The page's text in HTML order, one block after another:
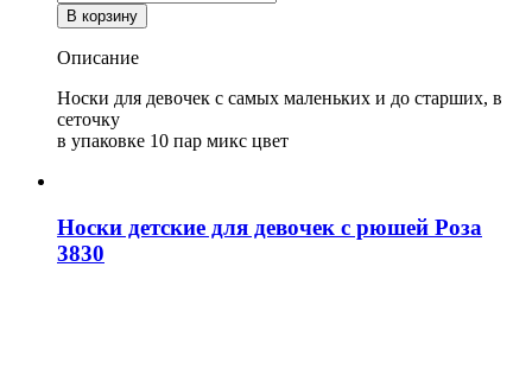
товара
Носки
для
в
сеточку
Юстатекс
В корзину
Описание
Носки для девочек с самых маленьких и до старших, в
сеточку
в упаковке 10 пар микс цвет
Носки детские для девочек с рюшей Роза
3830